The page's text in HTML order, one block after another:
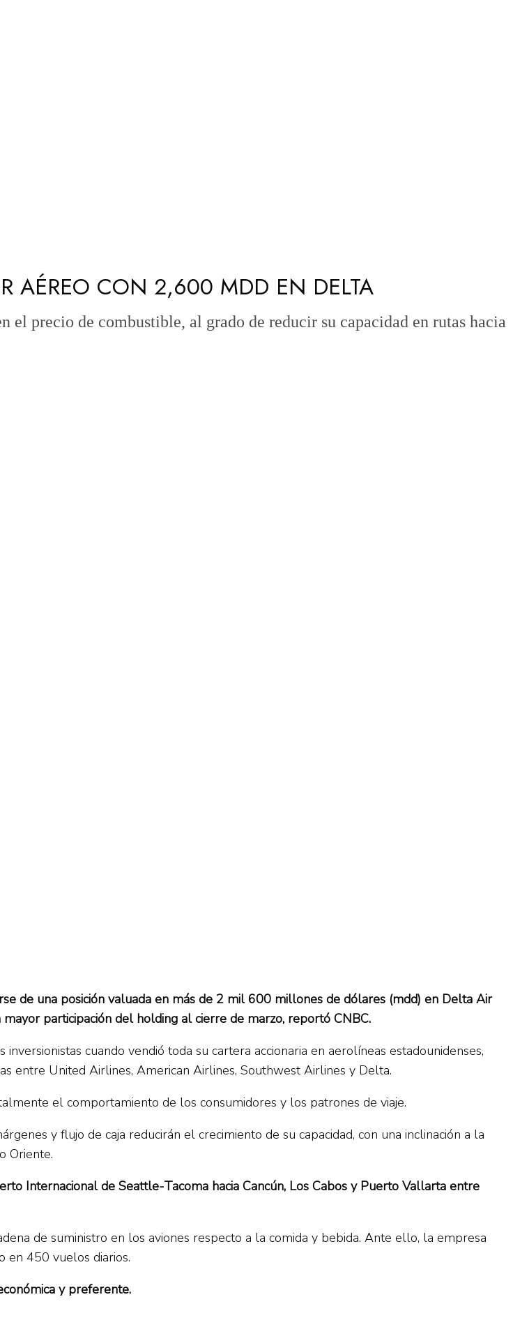
AÉREO CON 2,600 MDD EN DELTA
precio de combustible, al grado de reducir su capacidad en rutas hacia
de una posición valuada en más de 2 mil 600 millones de dólares (mdd) en Delta Air
participación del holding al cierre de marzo, reportó CNBC.
cuando vendió toda su cartera accionaria en aerolíneas estadounidenses,
entre United Airlines, American Airlines, Southwest Airlines y Delta.
el comportamiento de los consumidores y los patrones de viaje.
y flujo de caja reducirán el crecimiento de su capacidad, con una inclinación a la
Oriente.
Internacional de Seattle-Tacoma hacia Cancún, Los Cabos y Puerto Vallarta entre
de suministro en los aviones respecto a la comida y bebida. Ante ello, la empresa
en 450 vuelos diarios.
económica y preferente.